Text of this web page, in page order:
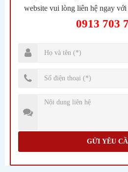
website vui lòng liên hệ ngay
0913 703
GỬI YÊU